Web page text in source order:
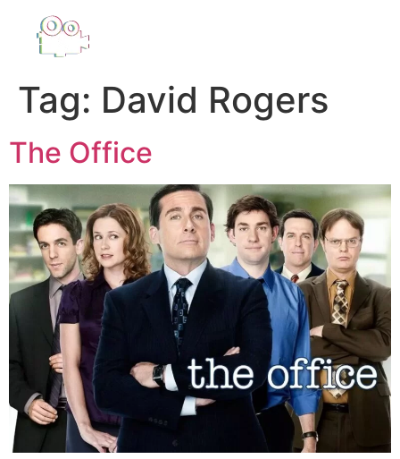
Tag: David Rogers
The Office